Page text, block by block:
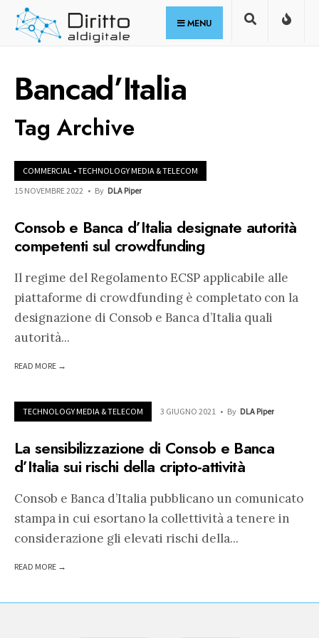
Skip
MENU
Bancad’Italia
Tag Archive
COMMERCIAL •TECHNOLOGY MEDIA & TELECOM
15 NOVEMBRE 2022 • By DLA Piper
Consob e Banca d’Italia designate autorità
competenti sul crowdfunding
Il regime del Regolamento ECSP applicabile alle
piattaforme di crowdfunding è completato con la
designazione di Consob e Banca d’Italia quali
autorità...
READ MORE →
TECHNOLOGY MEDIA & TELECOM 3 GIUGNO 2021 • By DLA Piper
La sensibilizzazione di Consob e Banca
d’Italia sui rischi della cripto-attività
Consob e Banca d’Italia pubblicano un comunicato
stampa in cui esortano la collettività a tenere in
considerazione gli elevati rischi della...
READ MORE →